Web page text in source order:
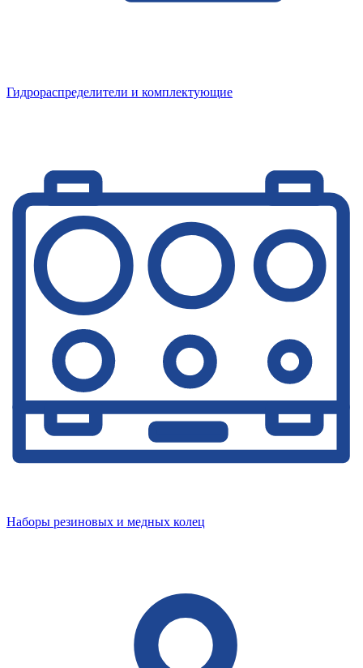
Гидрораспределители и комплектующие
Наборы резиновых и медных колец